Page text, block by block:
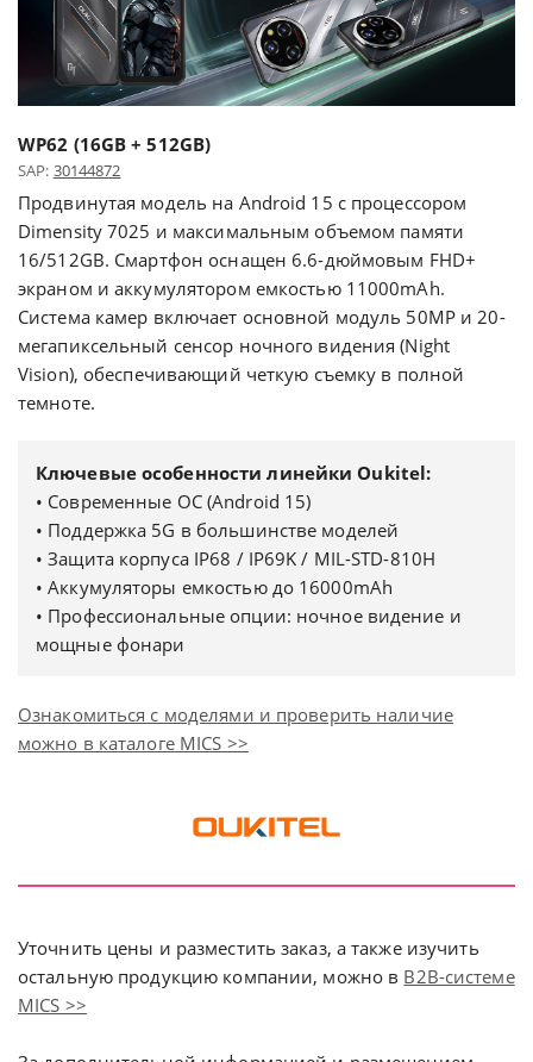
WP62 (16GB + 512GB)
SAP: 30144872
Продвинутая модель на Android 15 с процессором
Dimensity 7025 и максимальным объемом памяти
16/512GB. Смартфон оснащен 6.6-дюймовым FHD+
экраном и аккумулятором емкостью 11000mAh.
Система камер включает основной модуль 50MP и 20-
мегапиксельный сенсор ночного видения (Night
Vision), обеспечивающий четкую съемку в полной
темноте.
Ключевые особенности линейки Oukitel:
• Современные ОС (Android 15)
• Поддержка 5G в большинстве моделей
• Защита корпуса IP68 / IP69K / MIL-STD-810H
• Аккумуляторы емкостью до 16000mAh
• Профессиональные опции: ночное видение и
мощные фонари
Ознакомиться с моделями и проверить наличие
можно в каталоге MICS >>
Уточнить цены и разместить заказ, а также изучить
остальную продукцию компании, можно в В2В-системе
MICS >>